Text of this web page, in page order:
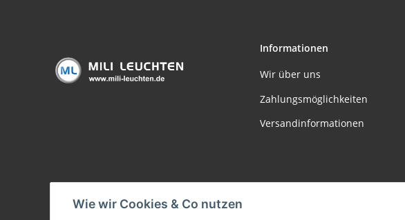
Wie wir Cookies & Co nutzen
Informationen
Wir über uns
Zahlungsmöglichkeiten
Versandinformationen